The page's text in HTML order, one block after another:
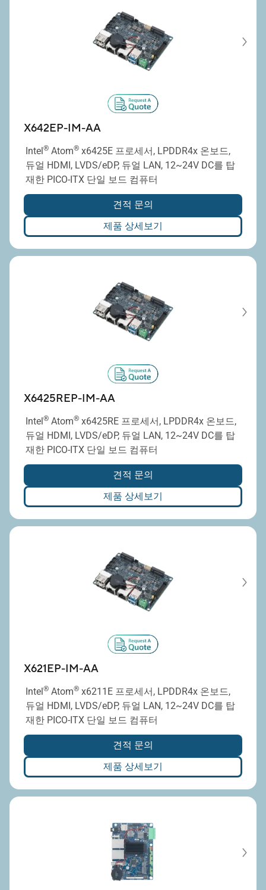
X642EP-IM-AA
Intel® Atom® x6425E 프로세서, LPDDR4x 온보드,
듀얼 HDMI, LVDS/eDP, 듀얼 LAN, 12~24V DC를 탑
재한 PICO-ITX 단일 보드 컴퓨터
견적 문의
제품 상세보기
X6425REP-IM-AA
Intel® Atom® x6425RE 프로세서, LPDDR4x 온보드,
듀얼 HDMI, LVDS/eDP, 듀얼 LAN, 12~24V DC를 탑
재한 PICO-ITX 단일 보드 컴퓨터
견적 문의
제품 상세보기
X621EP-IM-AA
Intel® Atom® x6211E 프로세서, LPDDR4x 온보드,
듀얼 HDMI, LVDS/eDP, 듀얼 LAN, 12~24V DC를 탑
재한 PICO-ITX 단일 보드 컴퓨터
견적 문의
제품 상세보기